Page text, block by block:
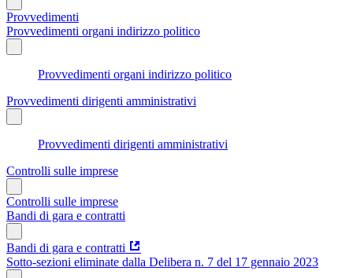
Provvedimenti
Provvedimenti organi indirizzo politico
Provvedimenti organi indirizzo politico
Provvedimenti dirigenti amministrativi
Provvedimenti dirigenti amministrativi
Controlli sulle imprese
Controlli sulle imprese
Bandi di gara e contratti
Bandi di gara e contratti
Sotto-sezioni eliminate dalla Delibera n. 7 del 17 gennaio 2023